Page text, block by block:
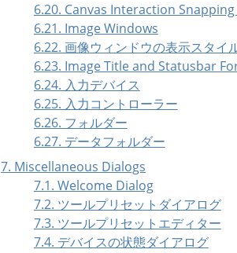
6.20. Canvas Interaction
6.21. Image Windows
6.22. 画像ウィンドウの表示スタイ
6.23. Image Title and Statusbar
6.24. 入力デバイス
6.25. 入力コントローラー
6.26. フォルダー
6.27. データフォルダー
7. Miscellaneous Dialogs
7.1. Welcome Dialog
7.2. ツールプリセットダイアログ
7.3. ツールプリセットエディター
7.4. デバイスの状態ダイアログ